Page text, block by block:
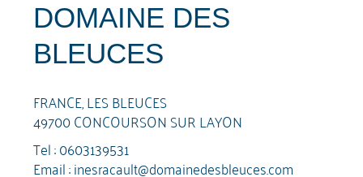
DOMAINE DES
BLEUCES
FRANCE, LES BLEUCES
49700 CONCOURSON SUR LAYON
Tel :0603139531
Email :inesracault@domainedesbleuces.com